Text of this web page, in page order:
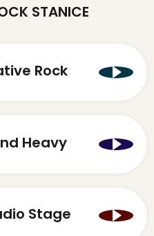
STANICE
Rock
Heavy
Stage